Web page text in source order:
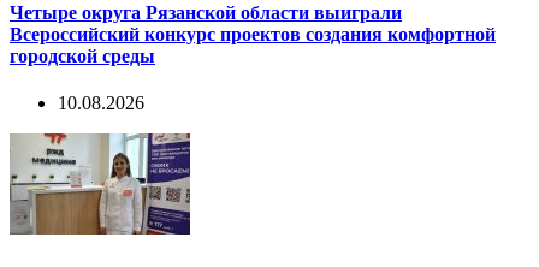
Четыре округа Рязанской области выиграли
Всероссийский конкурс проектов создания комфортной
городской среды
10.08.2026